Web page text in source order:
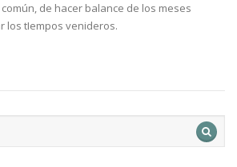
de hacer balance de los meses
los tIempos venideros.